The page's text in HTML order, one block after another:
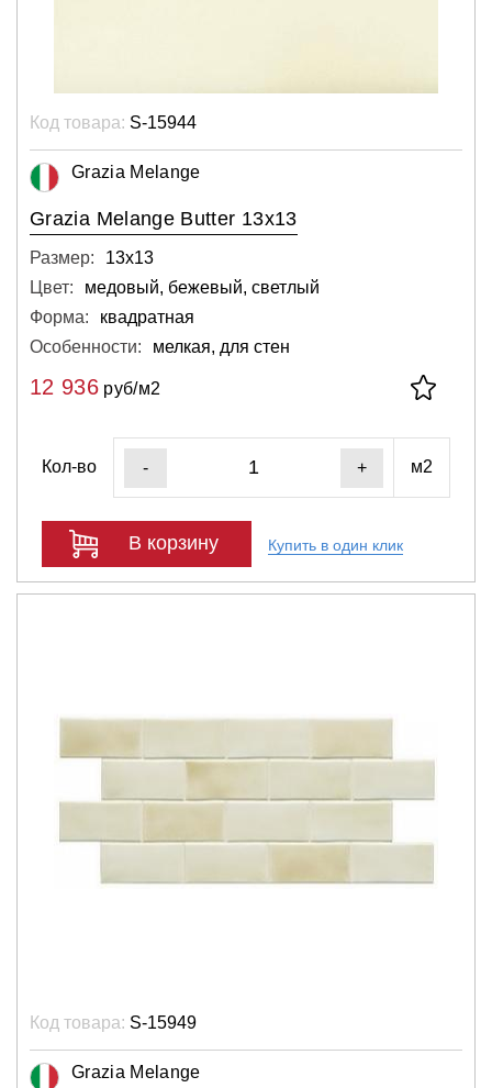
Код товара: S-15944
Grazia Melange
Grazia Melange Butter 13x13
Размер:
13х13
Цвет:
медовый, бежевый, светлый
Форма:
квадратная
Особенности:
мелкая, для стен
12 936руб/м2
Кол-во - + м2
В корзину Купить в один клик
Код товара: S-15949
Grazia Melange